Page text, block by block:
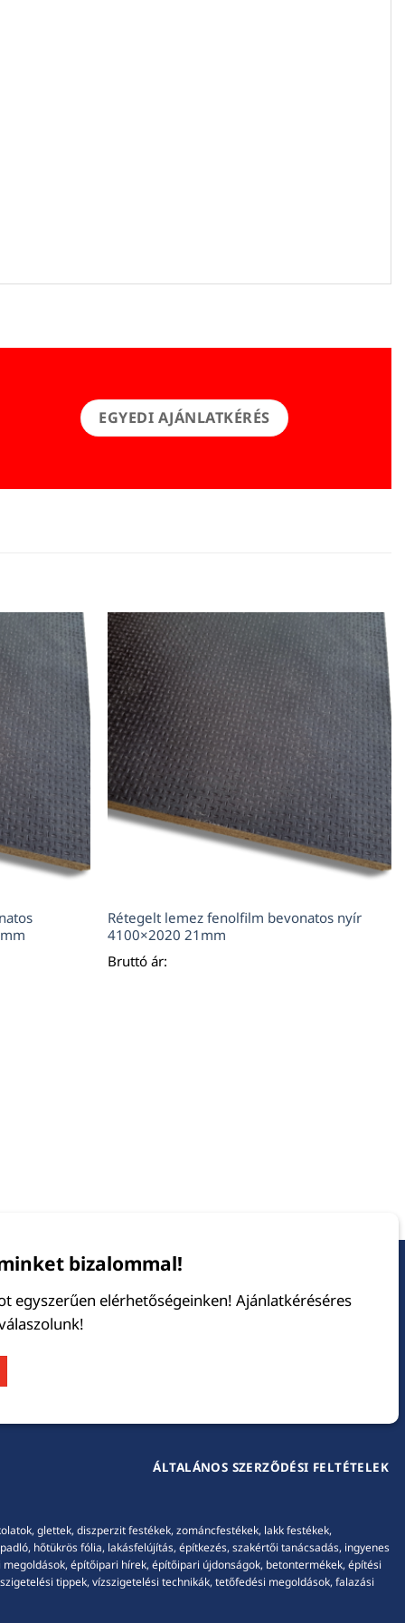
EGYEDI AJÁNLATKÉRÉS
Rétegelt lemez fenolfilm bevonatos nyír
4100×2020 21mm
Bruttó ár:
bizalommal!
egyszerűen elérhetőségeinken! Ajánlatkéréséres
ÁLTALÁNOS SZERZŐDÉSI FELTÉTELEK
glettek, diszperzit festékek, zománcfestékek, lakk festékek,
hőtükrös fólia, lakásfelújítás, építkezés, szakértői tanácsadás, ingyenes
építőipari hírek, építőipari újdonságok, betontermékek, építési
tippek, vízszigetelési technikák, tetőfedési megoldások, falazási